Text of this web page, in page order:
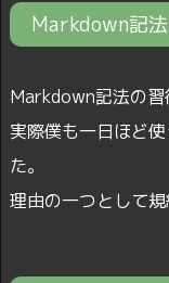
Markdown記
Markdown記法の習
実際僕も一日ほど
た。
理由の一つとして規